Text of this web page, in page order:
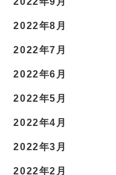
2022年8月
2022年7月
2022年6月
2022年5月
2022年4月
2022年3月
2022年2月